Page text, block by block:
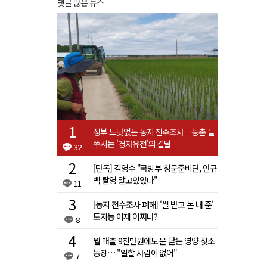
댓글 많은 뉴스
32
정부 느닷없는 농지 전수조사…농촌 들
쑤시는 '경자유전'의 칼날
11
[단독] 김영수 "국방부 청문준비단, 안규
백 탈영 알고있었다"
8
[농지 전수조사 폐해] '쌀 받고 논 내 준'
도지농 이제 어쩌나?
7
월 매출 9천만원에도 문 닫는 영양 젖소
농장… "일할 사람이 없어"